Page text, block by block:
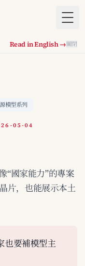
Read in English →關閉
模型系列
05-04
“國家能力”的專案
片，也能展示本土
也要補模型主